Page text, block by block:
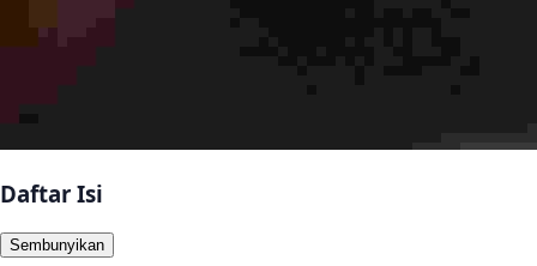
Daftar Isi
Sembunyikan